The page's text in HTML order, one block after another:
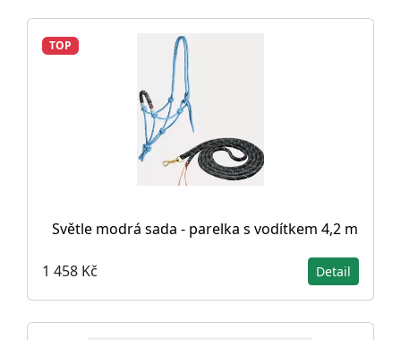
TOP
Světle modrá sada - parelka s vodítkem 4,2 m
1 458 Kč Detail